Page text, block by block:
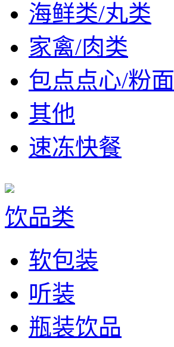
海鲜类/丸类
家禽/肉类
包点点心/粉面
其他
速冻快餐
饮品类
软包装
听装
瓶装饮品